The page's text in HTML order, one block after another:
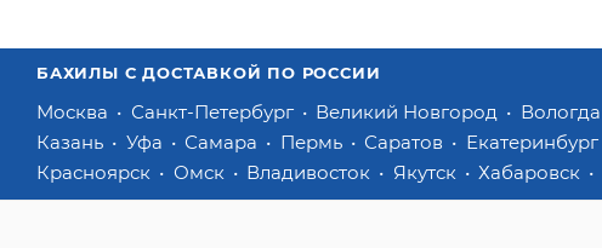
БАХИЛЫ С ДОСТАВКОЙ ПО РОССИИ
Москва Санкт-Петербург Великий Новгород Вологда
Казань
Уфа Самара Пермь Саратов Екатеринбург
Красноярск
Омск Владивосток Якутск Хабаровск